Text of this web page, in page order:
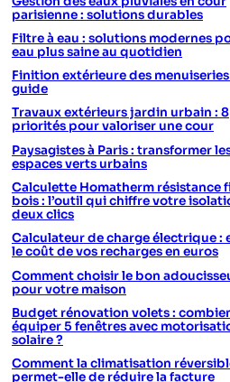
parisienne : solutions durables
Filtre à eau : solutions modernes
eau plus saine au quotidien
Finition extérieure des menuiseries
guide
Travaux extérieurs jardin urbain : 8
priorités pour valoriser une cour
Paysagistes à Paris : transformer
espaces verts urbains
Calculette Homatherm résistance
bois : l’outil qui chiffre votre
deux clics
Calculateur de charge électrique :
le coût de vos recharges en euros
Comment choisir le bon
pour votre maison
Budget rénovation volets :
équiper 5 fenêtres avec
solaire ?
Comment la climatisation
permet-elle de réduire la facture